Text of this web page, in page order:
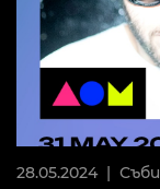
28.05.2024 |